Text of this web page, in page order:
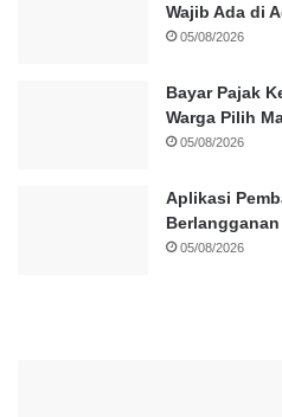
Wajib Ada di
05/08/2026
Bayar Pajak
Warga Pilih
05/08/2026
Aplikasi
05/08/2026